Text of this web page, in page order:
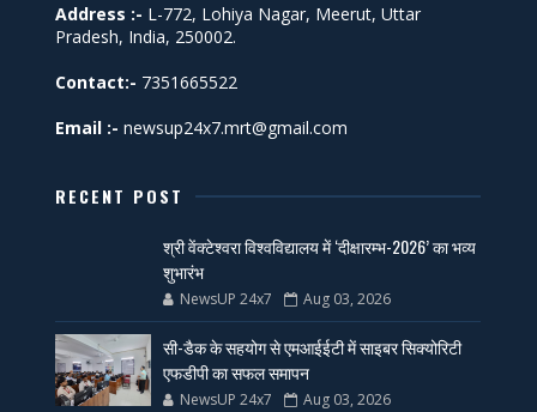
Address :- L-772, Lohiya Nagar, Meerut, Uttar
Pradesh, India, 250002.
Contact:- 7351665522
Email :- newsup24x7.mrt@gmail.com
RECENT POST
श्री वेंक्टेश्वरा विश्वविद्यालय में ‘दीक्षारम्भ-2026’ का भव्य
शुभारंभ
NewsUP 24x7 Aug 03, 2026
सी-डैक के सहयोग से एमआईईटी में साइबर सिक्योरिटी
एफडीपी का सफल समापन
NewsUP 24x7 Aug 03, 2026